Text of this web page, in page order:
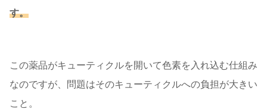
す。
この薬品がキューティクルを開いて色素を入れ込む仕組み
なのですが、問題はそのキューティクルへの負担が大きい
こと。